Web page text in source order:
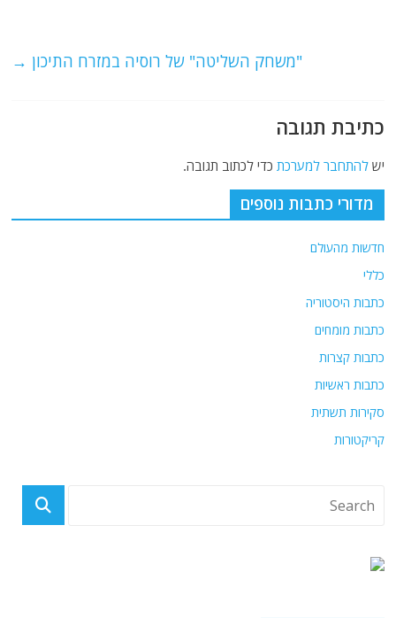
k
"משחק השליטה" של רוסיה במזרח התיכון →
כתיבת תגובה
ישלהתחבר למערכת כדי לכתוב תגובה.
מדורי כתבות נוספים
חדשות מהעולם
כללי
כתבות היסטוריה
כתבות מומחים
כתבות קצרות
כתבות ראשיות
סקירות תשתית
קריקטורות